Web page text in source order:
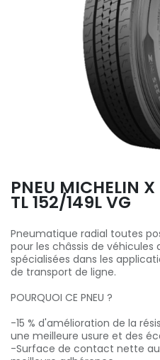
PNEU MICHELIN
TL 152/149L VG
Pneumatique radial toutes
pour les châssis de véhicules
spécialisées dans les
de transport de ligne.
POURQUOI CE PNEU ?
-15 % d'amélioration de la
une meilleure usure et des
-Surface de contact nette